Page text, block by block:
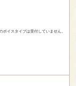
ボイスタイプは受付していません。